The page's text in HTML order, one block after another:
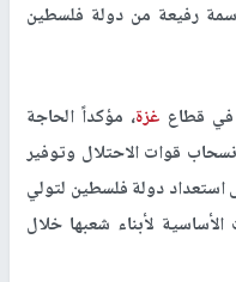
رفيعة من دولة فلسطين
في قطاع غزة، مؤكداً الحاجة
قوات الاحتلال وتوفير
استعداد دولة فلسطين لتولي
لأبناء شعبها خلال